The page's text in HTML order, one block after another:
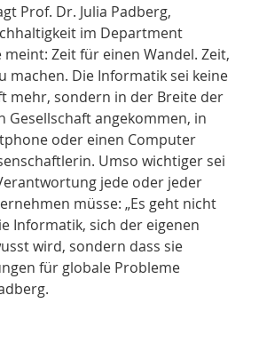
Prof. Dr. Julia Padberg,
im Department
Zeit für einen Wandel. Zeit,
machen. Die Informatik sei keine
mehr, sondern in der Breite der
Gesellschaft angekommen, in
oder einen Computer
Umso wichtiger sei
jede oder jeder
müsse: „Es geht nicht
Informatik, sich der eigenen
wird, sondern dass sie
für globale Probleme